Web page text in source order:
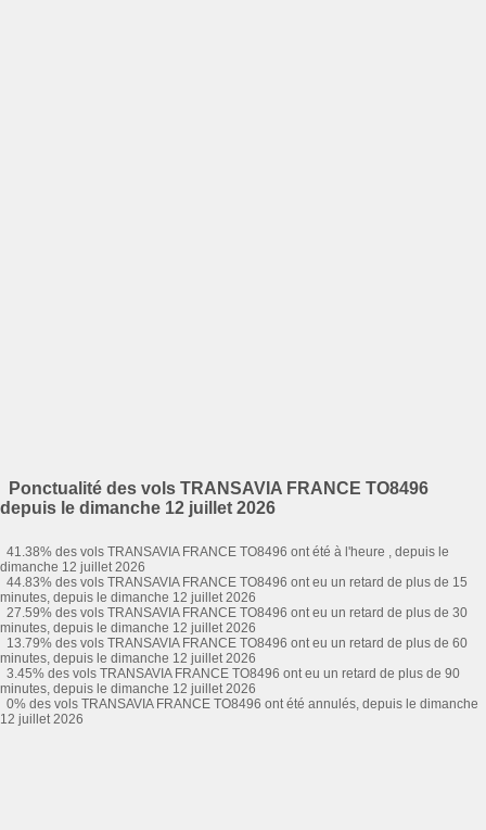
Ponctualité des vols TRANSAVIA FRANCE TO8496
depuis le dimanche 12 juillet 2026
41.38% des vols TRANSAVIA FRANCE TO8496 ont été à l'heure , depuis le
dimanche 12 juillet 2026
44.83% des vols TRANSAVIA FRANCE TO8496 ont eu un retard de plus de 15
minutes, depuis le dimanche 12 juillet 2026
27.59% des vols TRANSAVIA FRANCE TO8496 ont eu un retard de plus de 30
minutes, depuis le dimanche 12 juillet 2026
13.79% des vols TRANSAVIA FRANCE TO8496 ont eu un retard de plus de 60
minutes, depuis le dimanche 12 juillet 2026
3.45% des vols TRANSAVIA FRANCE TO8496 ont eu un retard de plus de 90
minutes, depuis le dimanche 12 juillet 2026
0% des vols TRANSAVIA FRANCE TO8496 ont été annulés, depuis le dimanche
12 juillet 2026